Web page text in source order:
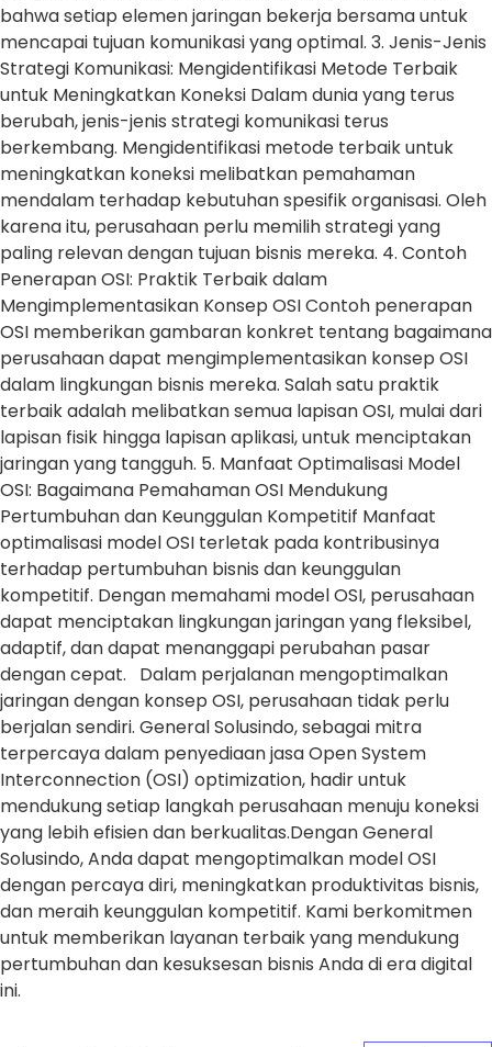
bahwa setiap elemen jaringan bekerja bersama untuk
mencapai tujuan komunikasi yang optimal. 3. Jenis-Jenis
Strategi Komunikasi: Mengidentifikasi Metode Terbaik
untuk Meningkatkan Koneksi Dalam dunia yang terus
berubah, jenis-jenis strategi komunikasi terus
berkembang. Mengidentifikasi metode terbaik untuk
meningkatkan koneksi melibatkan pemahaman
mendalam terhadap kebutuhan spesifik organisasi. Oleh
karena itu, perusahaan perlu memilih strategi yang
paling relevan dengan tujuan bisnis mereka. 4. Contoh
Penerapan OSI: Praktik Terbaik dalam
Mengimplementasikan Konsep OSI Contoh penerapan
OSI memberikan gambaran konkret tentang bagaimana
perusahaan dapat mengimplementasikan konsep OSI
dalam lingkungan bisnis mereka. Salah satu praktik
terbaik adalah melibatkan semua lapisan OSI, mulai dari
lapisan fisik hingga lapisan aplikasi, untuk menciptakan
jaringan yang tangguh. 5. Manfaat Optimalisasi Model
OSI: Bagaimana Pemahaman OSI Mendukung
Pertumbuhan dan Keunggulan Kompetitif Manfaat
optimalisasi model OSI terletak pada kontribusinya
terhadap pertumbuhan bisnis dan keunggulan
kompetitif. Dengan memahami model OSI, perusahaan
dapat menciptakan lingkungan jaringan yang fleksibel,
adaptif, dan dapat menanggapi perubahan pasar
dengan cepat. Dalam perjalanan mengoptimalkan
jaringan dengan konsep OSI, perusahaan tidak perlu
berjalan sendiri. General Solusindo, sebagai mitra
terpercaya dalam penyediaan jasa Open System
Interconnection (OSI) optimization, hadir untuk
mendukung setiap langkah perusahaan menuju koneksi
yang lebih efisien dan berkualitas.Dengan General
Solusindo, Anda dapat mengoptimalkan model OSI
dengan percaya diri, meningkatkan produktivitas bisnis,
dan meraih keunggulan kompetitif. Kami berkomitmen
untuk memberikan layanan terbaik yang mendukung
pertumbuhan dan kesuksesan bisnis Anda di era digital
ini.